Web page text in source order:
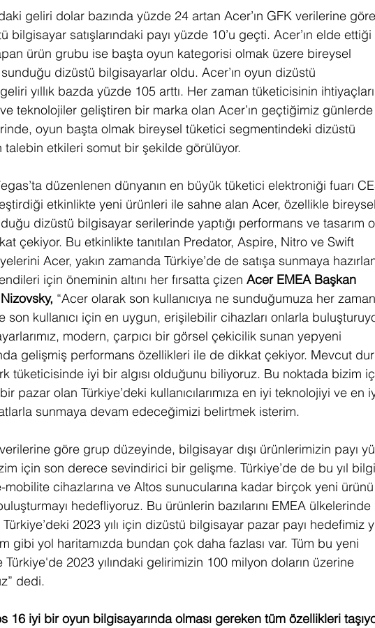
geliri dolar bazında yüzde 24 artan Acer’ın GFK verilerine
bilgisayar satışlarındaki payı yüzde 10’u geçti. Acer’ın elde
ürün grubu ise başta oyun kategorisi olmak üzere bireysel
dizüstü bilgisayarlar oldu. Acer’ın oyun dizüstü
yıllık bazda yüzde 105 arttı. Her zaman tüketicisinin
ve teknolojiler geliştiren bir marka olan Acer’ın geçtiğimiz günlerde
oyun başta olmak bireysel tüketici segmentindeki dizüstü
talebin etkileri somut bir şekilde görülüyor.
düzenlenen dünyanın en büyük tüketici elektroniği fuarı
etkinlikte yeni ürünleri ile sahne alan Acer, özellikle bireysel
dizüstü bilgisayar serilerinde yaptığı performans ve tasarım
çekiyor. Bu etkinlikte tanıtılan Predator, Aspire, Nitro ve Swift
Acer, yakın zamanda Türkiye’de de satışa sunmaya
için öneminin altını her fırsatta çizen Acer EMEA Başkan
“Acer olarak son kullanıcıya ne sunduğumuza her zaman
son kullanıcı için en uygun, erişilebilir cihazları onlarla
modern, çarpıcı bir görsel çekicilik sunan yepyeni
gelişmiş performans özellikleri ile de dikkat çekiyor. Mevcut
tüketicisinde iyi bir algısı olduğunu biliyoruz. Bu noktada bizim
pazar olan Türkiye’deki kullanıcılarımıza en iyi teknolojiyi ve en
sunmaya devam edeceğimizi belirtmek isterim.
göre grup düzeyinde, bilgisayar dışı ürünlerimizin payı
için son derece sevindirici bir gelişme. Türkiye’de de bu yıl
mobilite cihazlarına ve Altos sunucularına kadar birçok yeni
hedefliyoruz. Bu ürünlerin bazılarını EMEA ülkelerinde
2023 yılı için dizüstü bilgisayar pazar payı hedefimiz
gibi yol haritamızda bundan çok daha fazlası var. Tüm bu yeni
2023 yılındaki gelirimizin 100 milyon doların üzerine
dedi.
16 iyi bir oyun bilgisayarında olması gereken tüm özellikleri